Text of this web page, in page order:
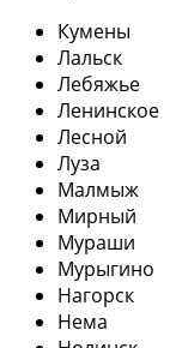
Кумены
Лальск
Лебяжье
Ленинское
Лесной
Луза
Малмыж
Мирный
Мураши
Мурыгино
Нагорск
Нема